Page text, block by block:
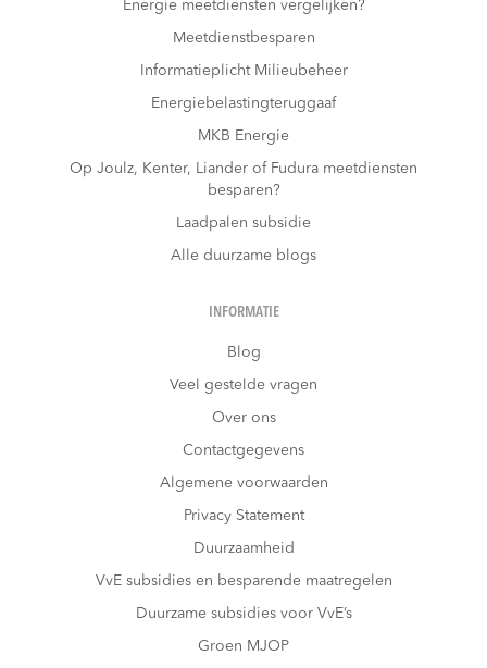
Energie meetdiensten vergelijken?
Meetdienstbesparen
Informatieplicht Milieubeheer
Energiebelastingteruggaaf
MKB Energie
Op Joulz, Kenter, Liander of Fudura meetdiensten
besparen?
Laadpalen subsidie
Alle duurzame blogs
INFORMATIE
Blog
Veel gestelde vragen
Over ons
Contactgegevens
Algemene voorwaarden
Privacy Statement
Duurzaamheid
VvE subsidies en besparende maatregelen
Duurzame subsidies voor VvE’s
Groen MJOP